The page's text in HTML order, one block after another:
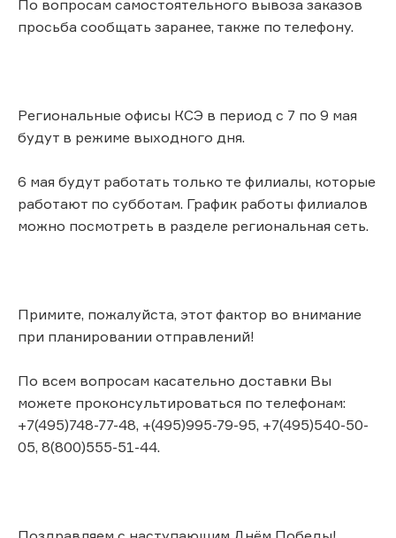
По вопросам самостоятельного вывоза заказов
просьба сообщать заранее, также по телефону.
Региональные офисы КСЭ в период с 7 по 9 мая
будут в режиме выходного дня.
6 мая будут работать только те филиалы, которые
работают по субботам. График работы филиалов
можно посмотреть в разделе региональная сеть.
Примите, пожалуйста, этот фактор во внимание
при планировании отправлений!
По всем вопросам касательно доставки Вы
можете проконсультироваться по телефонам:
+7(495)748-77-48, +(495)995-79-95, +7(495)540-50-
05, 8(800)555-51-44.